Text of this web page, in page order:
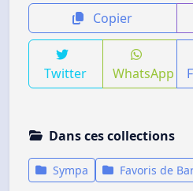
Copier
Twitter WhatsApp
Dans ces collections
Sympa Favoris de